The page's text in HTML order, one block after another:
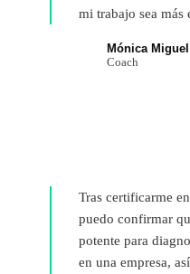
mi trabajo sea más
Mónica
Coach
Tras certificarme
puedo confirmar
potente para
en una empresa,